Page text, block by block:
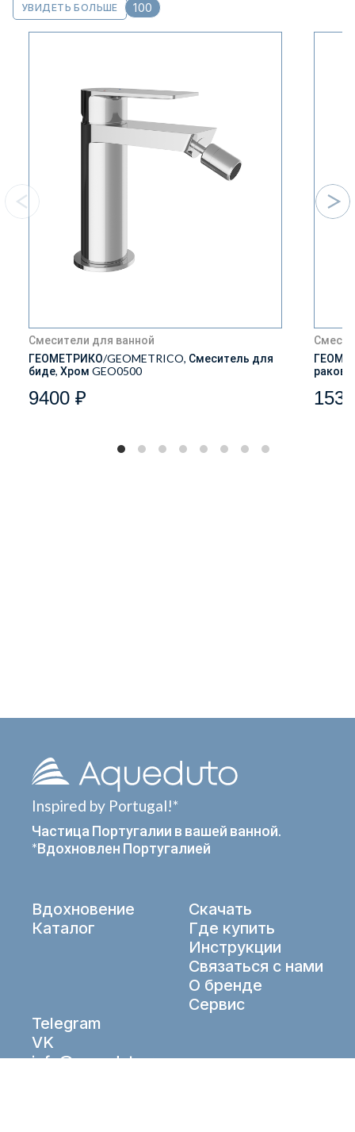
УВИДЕТЬ БОЛЬШЕ 100
Смесители для ванной
ГЕОМЕТРИКО/GEOMETRICO, Смеситель для
биде, Хром GEO0500
9400 ₽
Inspired by Portugal!*
Частица Португалии в вашей ванной.
*Вдохновлен Португалией
Вдохновение
Каталог
Скачать
Где купить
Инструкции
Связаться с нами
О бренде
Сервис
Telegram
VK
info@aqueduto.ru